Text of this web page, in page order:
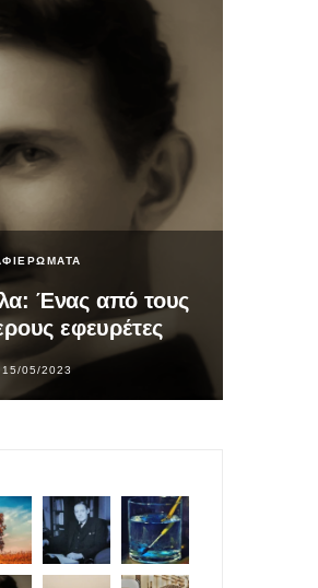
Ένας από τους
εφευρέτες
15/05/2023